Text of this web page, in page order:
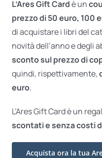
L’Ares Gift Cardè un
prezzo di 50 euro, 100
di acquistare i libri del
novità dell’anno e degli
sconto sul prezzo di
quindi, rispettivamente,
euro.
L’Ares Gift Card è un
scontati esenza costi
Acquista ora la tua